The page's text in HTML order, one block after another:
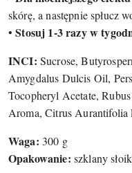
skórę, a następnie spłucz
•Stosuj 1-3 razy w
INCI: Sucrose,
Amygdalus Dulcis Oil,
Tocopheryl Acetate,
Aroma, Citrus Aurantifolia
Waga: 300 g
Opakowanie: szklany